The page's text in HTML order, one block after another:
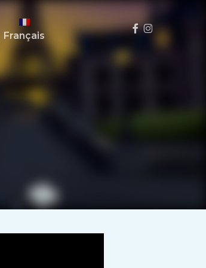
Français
Facebook
Instagram